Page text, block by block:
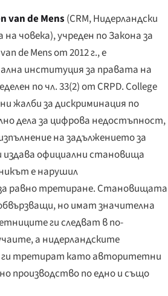
van de Mens (CRM, Нидерландски
човека), учреден по Закона за
de Mens от 2012 г., е
институция за правата на
по чл. 33(2) от CRPD. College
жалби за дискриминация по
дела за цифрова недостъпност,
на задължението за
издава официални становища
е нарушил
равно третиране. Становищата
но имат значителна
ги следват в по-
а нидерландските
ги третират като авторитетни
производство по едно и също